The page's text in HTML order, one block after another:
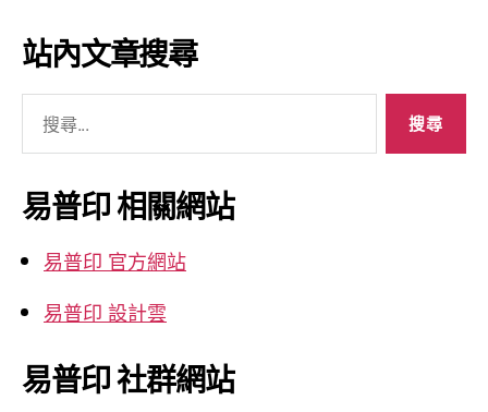
彙
整
站內文章搜尋
關
鍵
字:
易普印 相關網站
易普印 官方網站
易普印 設計雲
易普印 社群網站